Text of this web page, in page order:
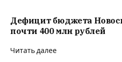
Дефицит бюджета
почти 400 млн рублей
Читать далее